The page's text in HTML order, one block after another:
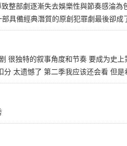
整部劇逐漸失去娛樂性與節奏感淪
具備經典潛質的原創犯罪劇最後卻
很独特的叙事角度和节奏 要成为史
分 太遗憾了 第二季我应该还会看 但是